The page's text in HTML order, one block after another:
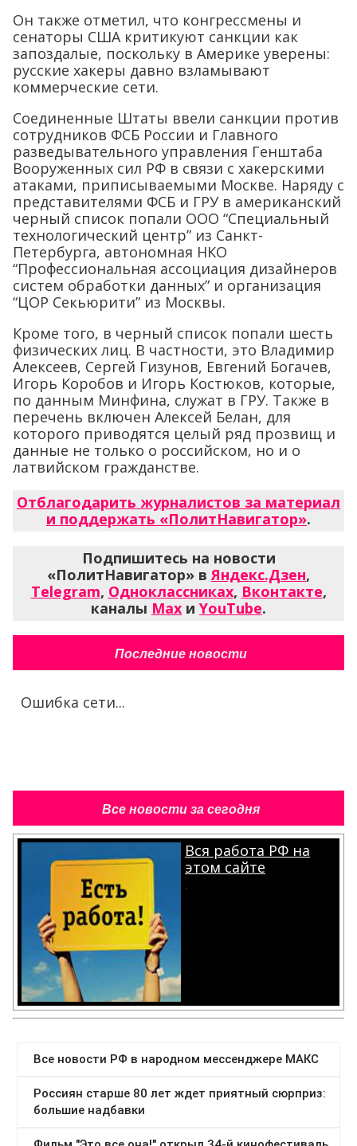
Он также отметил, что конгрессмены и
сенаторы США критикуют санкции как
запоздалые, поскольку в Америке уверены:
русские хакеры давно взламывают
коммерческие сети.
Соединенные Штаты ввели санкции против
сотрудников ФСБ России и Главного
разведывательного управления Генштаба
Вооруженных сил РФ в связи с хакерскими
атаками, приписываемыми Москве. Наряду с
представителями ФСБ и ГРУ в американский
черный список попали ООО “Специальный
технологический центр” из Санкт-
Петербурга, автономная НКО
“Профессиональная ассоциация дизайнеров
систем обработки данных” и организация
“ЦОР Секьюрити” из Москвы.
Кроме того, в черный список попали шесть
физических лиц. В частности, это Владимир
Алексеев, Сергей Гизунов, Евгений Богачев,
Игорь Коробов и Игорь Костюков, которые,
по данным Минфина, служат в ГРУ. Также в
перечень включен Алексей Белан, для
которого приводятся целый ряд прозвищ и
данные не только о российском, но и о
латвийском гражданстве.
Отблагодарить журналистов за материал
и поддержать «ПолитНавигатор».
Подпишитесь на новости
«ПолитНавигатор» вЯндекс.Дзен,
Telegram, Одноклассниках, Вконтакте,
каналы Max и YouTube.
Последние новости
Ошибка сети...
Все новости за сегодня
Вся работа РФ на
этом сайте
.